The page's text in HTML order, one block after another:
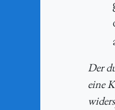
Der
eine